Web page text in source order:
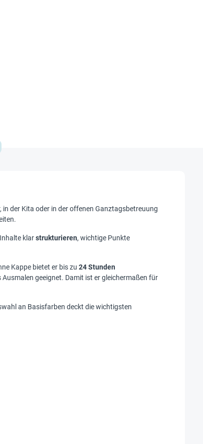
der Kita oder in der offenen Ganztagsbetreuung
klarstrukturieren, wichtige Punkte
Kappe bietet er bis zu 24 Stunden
geeignet. Damit ist er gleichermaßen für
an Basisfarben deckt die wichtigsten